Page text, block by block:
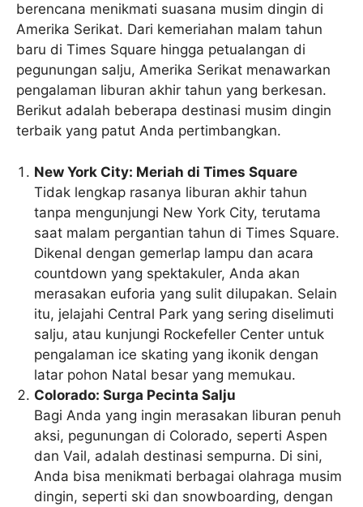
berencana menikmati suasana musim dingin di
Amerika Serikat. Dari kemeriahan malam tahun
baru di Times Square hingga petualangan di
pegunungan salju, Amerika Serikat menawarkan
pengalaman liburan akhir tahun yang berkesan.
Berikut adalah beberapa destinasi musim dingin
terbaik yang patut Anda pertimbangkan.
New York City: Meriah di Times Square
Tidak lengkap rasanya liburan akhir tahun
tanpa mengunjungi New York City, terutama
saat malam pergantian tahun di Times Square.
Dikenal dengan gemerlap lampu dan acara
countdown yang spektakuler, Anda akan
merasakan euforia yang sulit dilupakan. Selain
itu, jelajahi Central Park yang sering diselimuti
salju, atau kunjungi Rockefeller Center untuk
pengalaman ice skating yang ikonik dengan
latar pohon Natal besar yang memukau.
Colorado: Surga Pecinta Salju
Bagi Anda yang ingin merasakan liburan penuh
aksi, pegunungan di Colorado, seperti Aspen
dan Vail, adalah destinasi sempurna. Di sini,
Anda bisa menikmati berbagai olahraga musim
dingin, seperti ski dan snowboarding, dengan